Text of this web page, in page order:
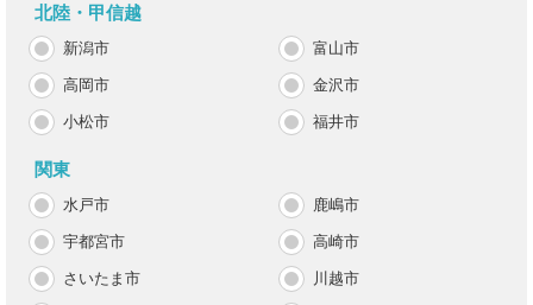
北陸・甲信越
新潟市 富山市
高岡市 金沢市
小松市 福井市
関東
水戸市 鹿嶋市
宇都宮市 高崎市
さいたま市 川越市